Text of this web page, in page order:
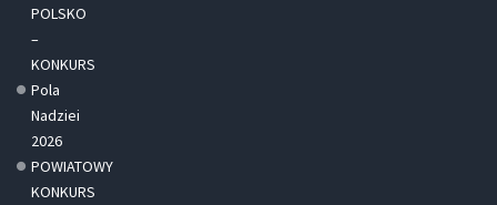
POLSKO
–
KONKURS
Pola
Nadziei
2026
POWIATOWY
KONKURS